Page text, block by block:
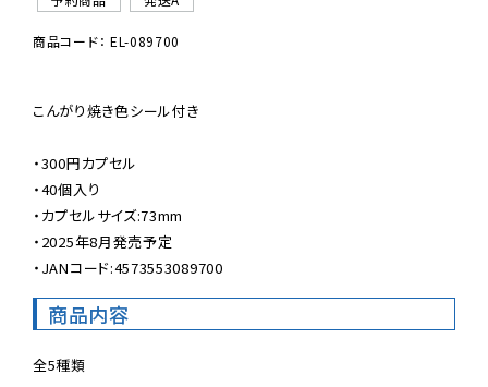
商品コード： EL-089700
こんがり焼き色シール付き
・300円カプセル
・40個入り
・カプセルサイズ:73mm
・2025年8月発売予定
・JANコード:4573553089700
商品内容
全5種類